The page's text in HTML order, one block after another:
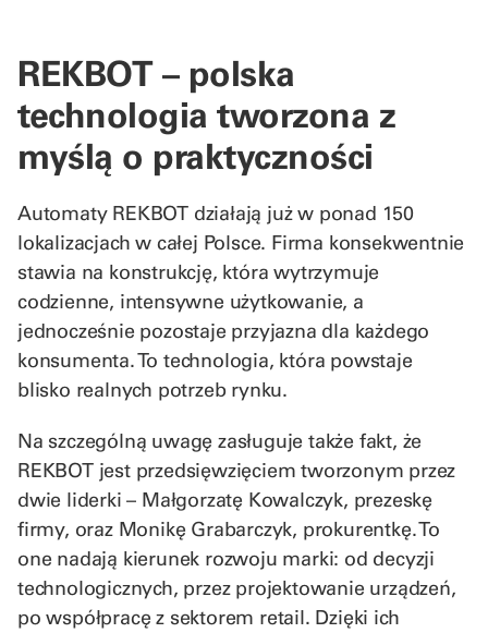
REKBOT – polska
technologia tworzona z
myślą o praktyczności
Automaty REKBOT działają już w ponad 150
lokalizacjach w całej Polsce. Firma konsekwentnie
stawia na konstrukcję, która wytrzymuje
codzienne, intensywne użytkowanie, a
jednocześnie pozostaje przyjazna dla każdego
konsumenta. To technologia, która powstaje
blisko realnych potrzeb rynku.
Na szczególną uwagę zasługuje także fakt, że
REKBOT jest przedsięwzięciem tworzonym przez
dwie liderki – Małgorzatę Kowalczyk, prezeskę
firmy, oraz Monikę Grabarczyk, prokurentkę. To
one nadają kierunek rozwoju marki: od decyzji
technologicznych, przez projektowanie urządzeń,
po współpracę z sektorem retail. Dzięki ich